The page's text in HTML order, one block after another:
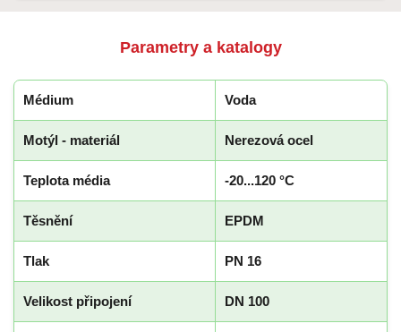
Parametry a katalogy
Médium Voda
Motýl - materiál Nerezová ocel
Teplota média -20...120 °C
Těsnění EPDM
Tlak PN 16
Velikost připojení DN 100